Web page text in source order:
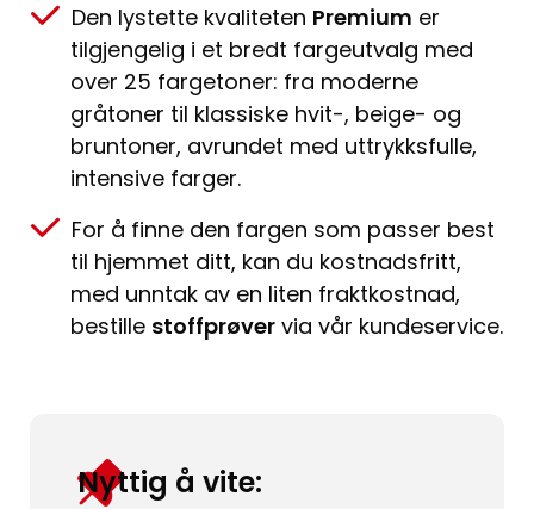
Den lystette kvaliteten Premium er
tilgjengelig i et bredt fargeutvalg med
over 25 fargetoner: fra moderne
gråtoner til klassiske hvit-, beige- og
bruntoner, avrundet med uttrykksfulle,
intensive farger.
For å finne den fargen som passer best
til hjemmet ditt, kan du kostnadsfritt,
med unntak av en liten fraktkostnad,
bestille stoffprøver via vår kundeservice.
Nyttig å vite: